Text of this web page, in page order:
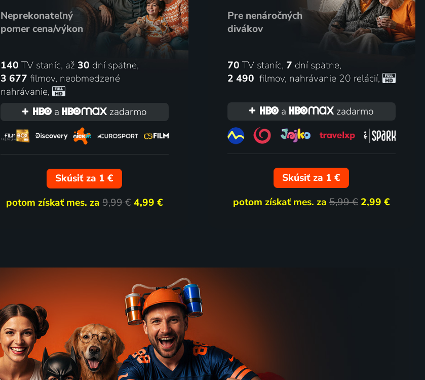
Neprekonateľný
pomer cena/výkon
140 TV staníc, až 30 dní spätne,
3 677 filmov, neobmedzené
nahrávanie,
a
zadarmo
Skúsiť za 1 €
potom získať mes. za9,99 € 4,99 €
Pre nenáročných
divákov
70 TV staníc, 7 dní spätne,
2 490 filmov, nahrávanie 20 relácií,
a zadarmo
Skúsiť za 1 €
potom získať mes. za5,99 € 2,99 €